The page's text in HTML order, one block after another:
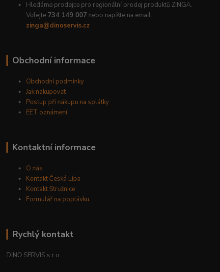
Hledáme prodejce pro regionální prodej produktů ZINGA.
Volejte 734 149 007 nebo napište na email:
zinga@dinoservis.cz
Obchodní informace
Obchodní podmínky
Jak nakupovat
Postup při nákupu na splátky
EET oznámení
Kontaktní informace
O nás
Kontakt Česká Lípa
Kontakt Stružnice
Formulář na poptávku
Rychlý kontakt
DINO SERVIS s.r.o.